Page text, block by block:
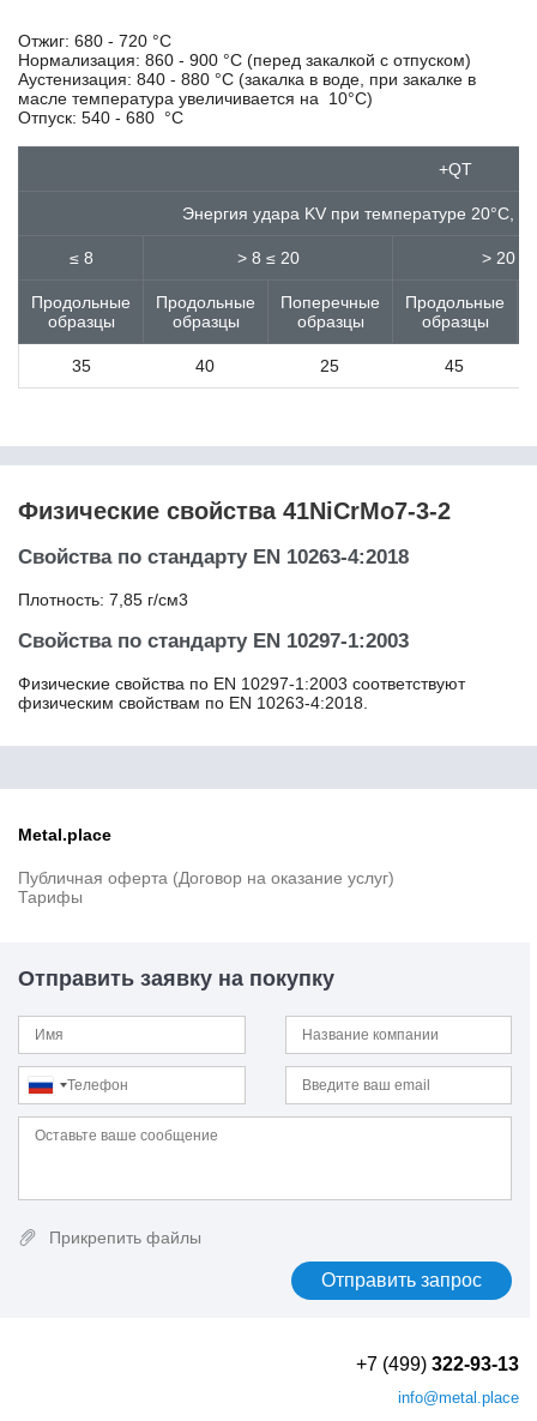
C15E2C
C15R
C16
C16E
C20D2
C20E2C
C22E
C25E
C26D2
C2D1
C32D
C35
C35E
C35RC
Отжиг: 680 - 720 °С
Нормализация: 860 - 900 °С (перед закалкой с отпуском)
Аустенизация: 840 - 880 °С (закалка в воде, при закалке в
масле температура увеличивается на 10°С)
Отпуск: 540 - 680 °С
+QT
Энергия удара KV при температуре 20°С,
≤ 8 > 8 ≤ 20 > 20 ≤
Продольные
образцы
Продольные
образцы
Поперечные
образцы
Продольные
образцы
35 40 25 45
Физические свойства 41NiCrMo7-3-2
Свойства по стандарту EN 10263-4:2018
Плотность: 7,85 г/см3
Свойства по стандарту EN 10297-1:2003
Физические свойства по EN 10297-1:2003 соответствуют
физическим свойствам по EN 10263-4:2018.
Metal.place
Публичная оферта (Договор на оказание услуг)
Тарифы
Отправить заявку на покупку
Прикрепить файлы
+7 (499) 322-93-13
info@metal.place